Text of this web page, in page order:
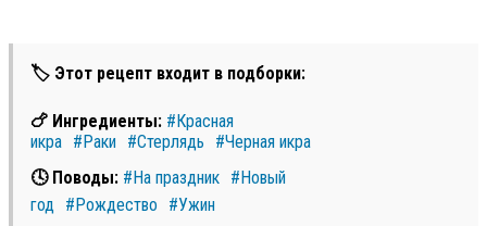
🏷 Этот рецепт входит в подборки:
🍗 Ингредиенты: #Красная
икра #Раки #Стерлядь
#Черная икра
🕓 Поводы: #На праздник #Новый
год #Рождество
#Ужин